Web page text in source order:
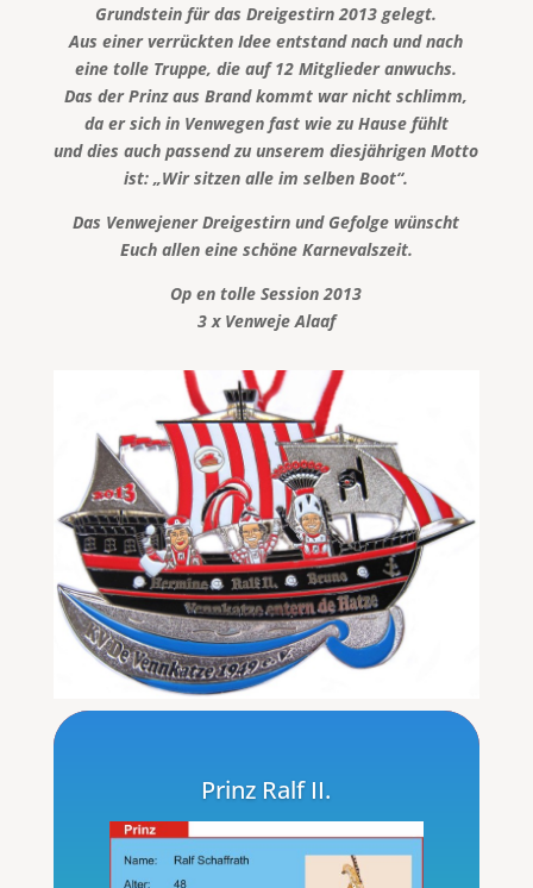
Grundstein für das Dreigestirn 2013 gelegt.
Aus einer verrückten Idee entstand nach und nach
eine tolle Truppe, die auf 12 Mitglieder anwuchs.
Das der Prinz aus Brand kommt war nicht schlimm,
da er sich in Venwegen fast wie zu Hause fühlt
und dies auch passend zu unserem diesjährigen Motto
ist: „Wir sitzen alle im selben Boot“.
Das Venwejener Dreigestirn und Gefolge wünscht
Euch allen eine schöne Karnevalszeit.
Op en tolle Session 2013
3 x Venweje Alaaf
Prinz Ralf II.